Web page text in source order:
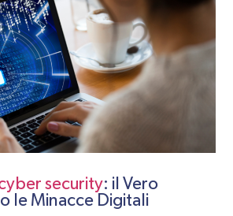
security: il Vero
le Minacce Digitali